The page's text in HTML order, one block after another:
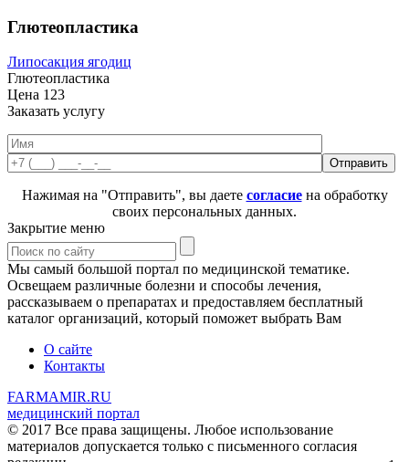
Глютеопластика
Липосакция ягодиц
Глютеопластика
Цена 123
Заказать услугу
Нажимая на "Отправить", вы даете согласиена обработку
своих персональных данных.
Закрытие меню
Мы самый большой портал по медицинской тематике.
Освещаем различные болезни и способы лечения,
рассказываем о препаратах и предоставляем бесплатный
каталог организаций, который поможет выбрать Вам
О сайте
Контакты
FARMAMIR.RU
медицинский портал
© 2017 Все права защищены. Любое использование
материалов допускается только с письменного согласия